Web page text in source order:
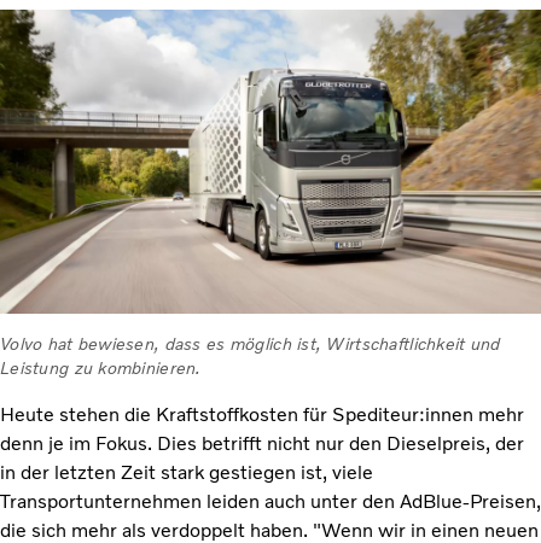
Volvo hat bewiesen, dass es möglich ist, Wirtschaftlichkeit und
Leistung zu kombinieren.
Heute stehen die Kraftstoffkosten für Spediteur:innen mehr
denn je im Fokus. Dies betrifft nicht nur den Dieselpreis, der
in der letzten Zeit stark gestiegen ist, viele
Transportunternehmen leiden auch unter den AdBlue-Preisen,
die sich mehr als verdoppelt haben. "Wenn wir in einen neuen